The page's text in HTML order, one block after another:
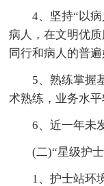
4、坚持“以
病人，在文明优
同行和病人的普
5、熟练掌握
术熟练，业务水
6、近一年未
(二)“星级护
1、护士站环